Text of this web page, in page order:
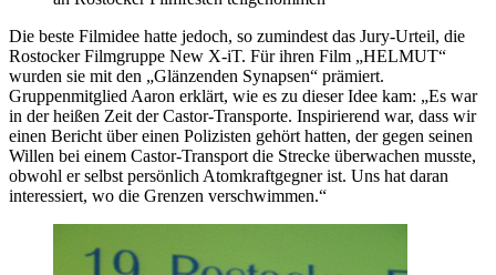
Die beste Filmidee hatte jedoch, so zumindest das Jury-Urteil, die
Rostocker Filmgruppe New X-iT. Für ihren Film „HELMUT“
wurden sie mit den „Glänzenden Synapsen“ prämiert.
Gruppenmitglied Aaron erklärt, wie es zu dieser Idee kam: „Es war
in der heißen Zeit der Castor-Transporte. Inspirierend war, dass wir
einen Bericht über einen Polizisten gehört hatten, der gegen seinen
Willen bei einem Castor-Transport die Strecke überwachen musste,
obwohl er selbst persönlich Atomkraftgegner ist. Uns hat daran
interessiert, wo die Grenzen verschwimmen.“